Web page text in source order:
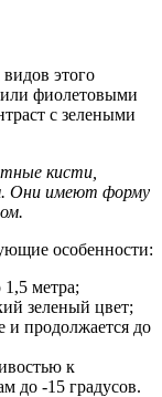
этого
фиолетовыми
с зелеными
кисти,
Они имеют форму
особенности:
метра;
зеленый цвет;
и продолжается до
к
до -15 градусов.